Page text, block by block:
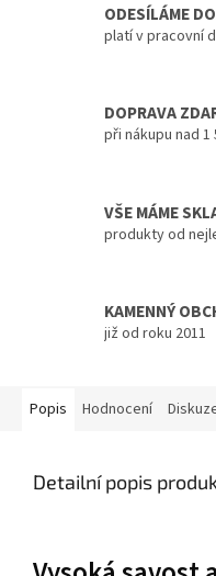
ODESÍLÁME
platí v pracovní
DOPRAVA
při nákupu nad 1
VŠE MÁME
produkty od
KAMENNÝ
již od roku 2011
Popis Hodnocení
Detailní popis